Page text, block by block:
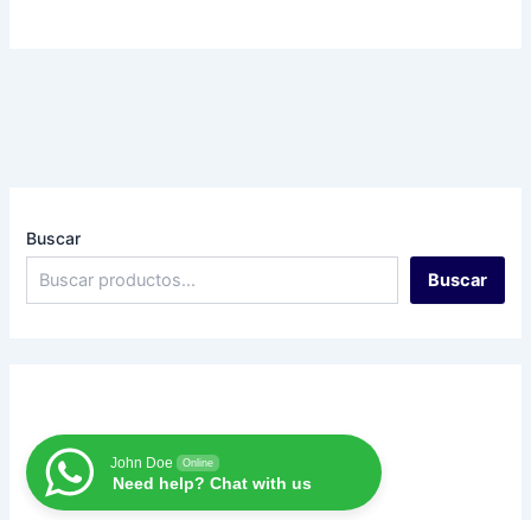
Buscar
Buscar
John Doe Online
Need help? Chat with us